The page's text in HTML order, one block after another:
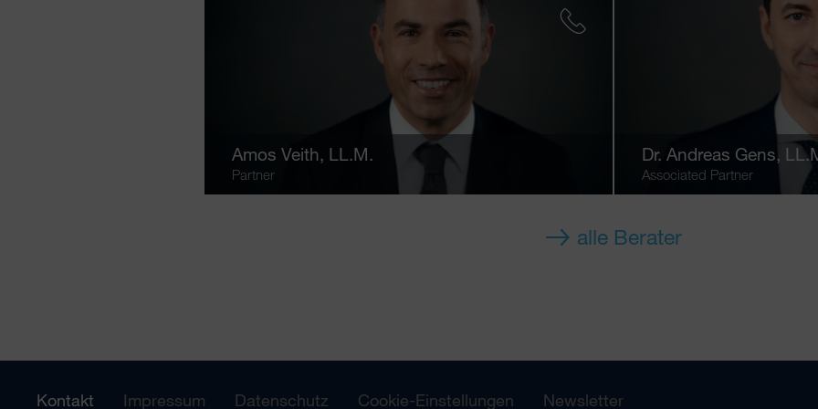
Amos Veith, LL.M.
Partner
Dr. Andreas Gens,
Associated Partner
alle Berater
Kontakt Impressum Datenschutz Cookie-Einstellungen Newsletter